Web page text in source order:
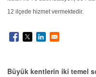
12 ilçede hizmet vermektedir.
Büyük kentlerin iki temel